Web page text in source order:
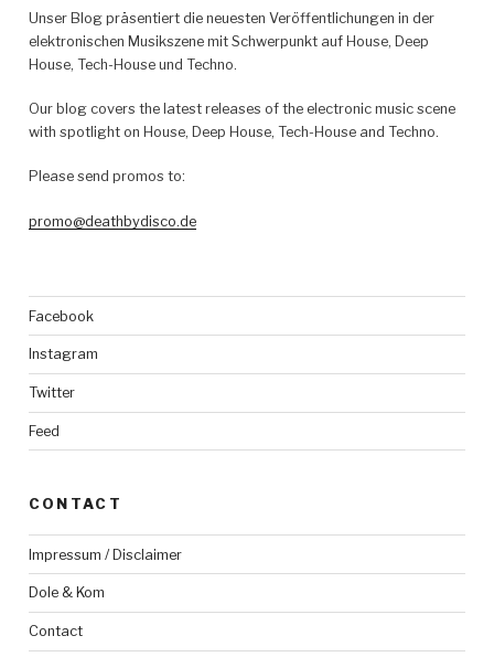
Unser Blog präsentiert die neuesten Veröffentlichungen in der
elektronischen Musikszene mit Schwerpunkt auf House, Deep
House, Tech-House und Techno.
Our blog covers the latest releases of the electronic music scene
with spotlight on House, Deep House, Tech-House and Techno.
Please send promos to:
promo@deathbydisco.de
Facebook
Instagram
Twitter
Feed
CONTACT
Impressum / Disclaimer
Dole & Kom
Contact